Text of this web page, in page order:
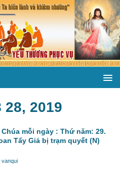
28, 2019
mỗi ngày : Thứ năm: 29.
Tẩy Giả bị trạm quyết (N)
vanqui